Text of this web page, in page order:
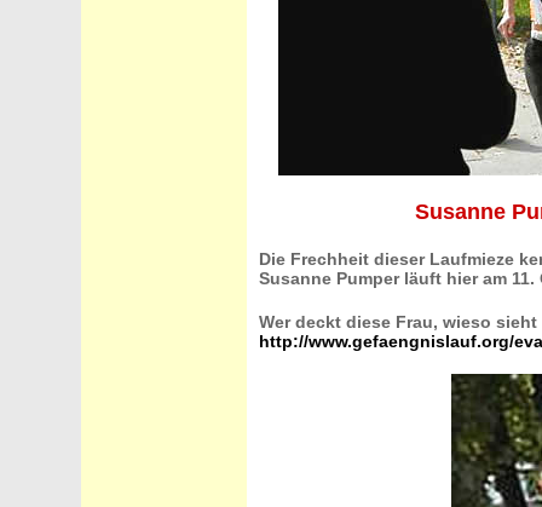
Susanne
Die Frechheit dieser Laufmieze
Susanne Pumper läuft hier am
Wer deckt diese Frau, wieso
http://www.gefaengnislauf.org/